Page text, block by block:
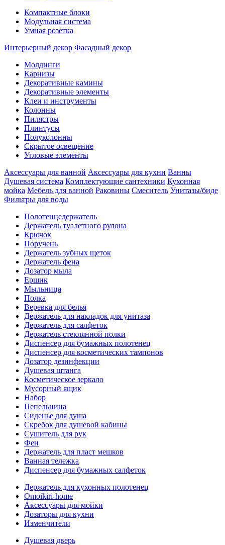
Компактные блоки
Модульная система
Умная розетка
Интерьерный декор Фасадный декор
Молдинги
Карнизы
Декоративные камины
Декоративные элементы
Клеи и инструменты
Колонны
Пилястры
Плинтусы
Полуколонны
Скрытое освещение
Угловые элементы
Аксессуары для ванной Аксессуары для кухни Ванны
Душевая система Комплектующие сантехники Кухонная
мойка Мебель для ванной Раковины Смеситель Унитазы/биде
Фильтры для воды
Полотенцедержатель
Держатель туалетного рулона
Крючок
Поручень
Держатель зубных щеток
Держатель фена
Дозатор мыла
Eршик
Мыльница
Полка
Веревка для белья
Держатель для накладок для унитаза
Держатель для салфеток
Держатель стеклянной полки
Диспенсер для бумажных полотенец
Диспенсер для косметических тампонов
Дозатор дезинфекции
Душевая штанга
Косметическое зеркало
Мусорный ящик
Набор
Пепельница
Сиденье для душа
Скребок для душевой кабины
Сушитель для рук
Фен
Держатель для пласт мешков
Ванная тележка
Диспенсер для бумажных салфеток
Держатель для кухонных полотенец
Omoikiri-home
Аксессуары для мойки
Дозаторы для кухни
Изменчители
Душевая дверь